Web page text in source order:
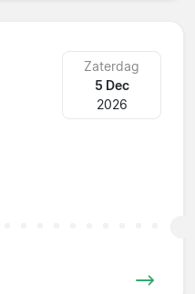
Zaterdag
5 Dec
2026